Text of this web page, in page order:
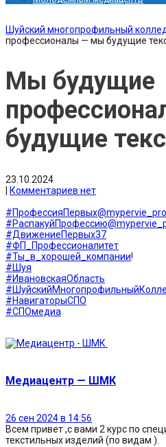
Шуйский многопрофильный
профессионалы — мы будущие
Мы будущие
будущие
23.10.2024
Комментариев нет
#ДвижениеПервых37
#ФП_Профессионалитет
#Ты_в_хорошей_компании!
#Шуя
#ИвановскаяОбласть
#НавигаторыСПО
#СПОмедиа
Медиацентр — ШМК
26 сен 2024 в 14:56
Всем привет ,с вами 2 курс по
текстильных изделий (по видам ).